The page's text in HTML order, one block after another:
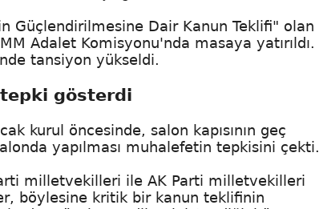
Güçlendirilmesine Dair Kanun Teklifi" olan
Adalet Komisyonu'nda masaya yatırıldı.
tansiyon yükseldi.
tepki gösterdi
kurul öncesinde, salon kapısının geç
yapılması muhalefetin tepkisini çekti.
milletvekilleri ile AK Parti milletvekilleri
böylesine kritik bir kanun teklifinin